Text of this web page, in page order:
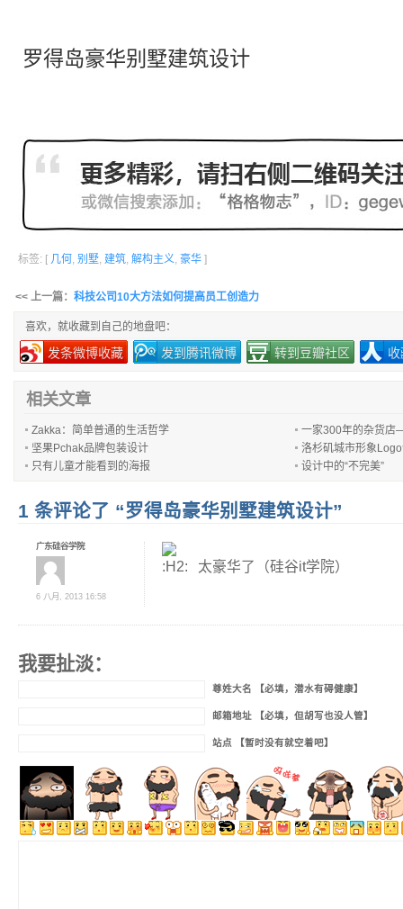
罗得岛豪华别墅建筑设计
标签: [ 几何 , 别墅, 建筑, 解构主义, 豪华 ]
<< 上一篇： 科技公司10大方法如何提高员工创造力
喜欢，就收藏到自己的地盘吧：
发条微博收藏 发到腾讯微博 转到豆瓣社区
相关文章
Zakka：简单普通的生活哲学
一家300年的杂货
坚果Pchak品牌包装设计
洛杉矶城市形象
只有儿童才能看到的海报
设计中的“不完美”
1 条评论了 “罗得岛豪华别墅建筑设计”
广东硅谷学院
6 八月, 2013 16:58
太豪华了（硅谷it学院）
我要扯淡：
尊姓大名 【必填，潜水有碍健康】
邮箱地址 【必填，但胡写也没人管】
站点 【暂时没有就空着吧】